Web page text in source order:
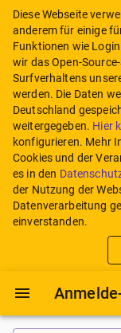
Diese Webseite
anderem für einige
Funktionen wie
wir das Open-
Surfverhaltens
werden. Die Daten
Deutschland
weitergegeben. Hier
konfigurieren. Mehr
Cookies und der
es in den
der Nutzung der
Datenverarbeitung
einverstanden.